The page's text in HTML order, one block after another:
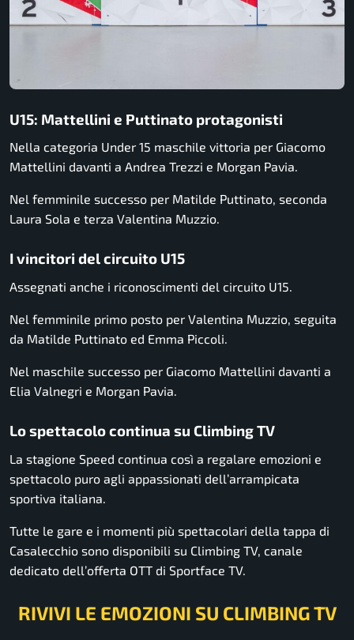
U15: Mattellini e Puttinato protagonisti
Nella categoria Under 15 maschile vittoria per Giacomo
Mattellini davanti a Andrea Trezzi e Morgan Pavia.
Nel femminile successo per Matilde Puttinato, seconda
Laura Sola e terza Valentina Muzzio.
I vincitori del circuito U15
Assegnati anche i riconoscimenti del circuito U15.
Nel femminile primo posto per Valentina Muzzio, seguita
da Matilde Puttinato ed Emma Piccoli.
Nel maschile successo per Giacomo Mattellini davanti a
Elia Valnegri e Morgan Pavia.
Lo spettacolo continua su Climbing TV
La stagione Speed continua così a regalare emozioni e
spettacolo puro agli appassionati dell’arrampicata
sportiva italiana.
Tutte le gare e i momenti più spettacolari della tappa di
Casalecchio sono disponibili su Climbing TV, canale
dedicato dell’offerta OTT di Sportface TV.
RIVIVI LE EMOZIONI SU CLIMBING TV